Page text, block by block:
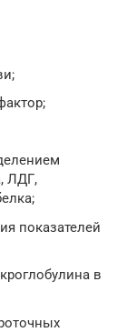
ЛДГ,
показателей
в